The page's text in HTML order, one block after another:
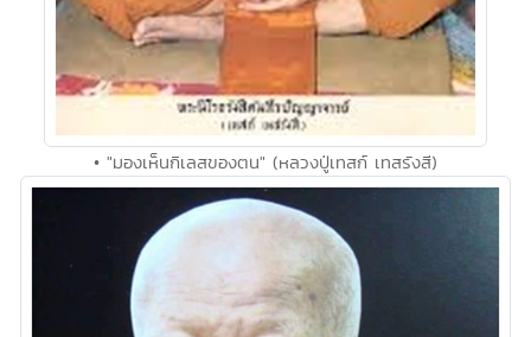
• "มองเห็นกิเลสของตน" (หลวงปู่เทสก์ เทสรังสี)